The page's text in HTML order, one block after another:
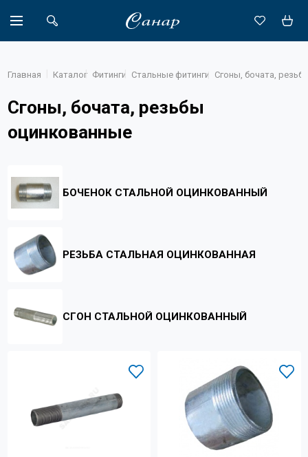
О компании
Контакты
+7 (4822) 32-28-74
info@sanar-tver.ru
Главная Каталог Фитинги Стальные фитинги Сгоны, бочата,
Сгоны, бочата, резьбы
оцинкованные
БОЧЕНОК СТАЛЬНОЙ ОЦИНКОВАННЫЙ
РЕЗЬБА СТАЛЬНАЯ ОЦИНКОВАННАЯ
СГОН СТАЛЬНОЙ ОЦИНКОВАННЫЙ